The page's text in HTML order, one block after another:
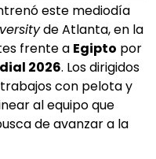
este mediodía
de Atlanta, en la
frente a Egipto por
2026. Los dirigidos
con pelota y
al equipo que
de avanzar a la